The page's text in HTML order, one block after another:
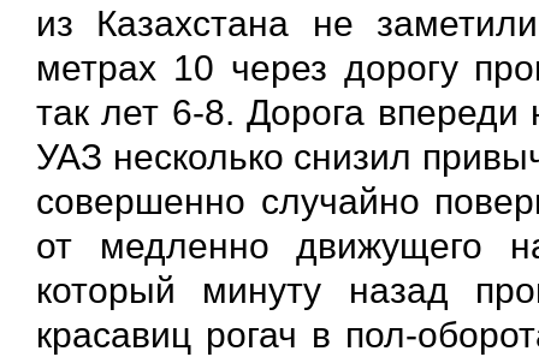
из Казахстана не
метрах 10 через дорогу
так лет 6-8. Дорога
УАЗ несколько снизил
совершенно случайно
от медленно движущего
который минуту назад
красавиц рогач в пол-